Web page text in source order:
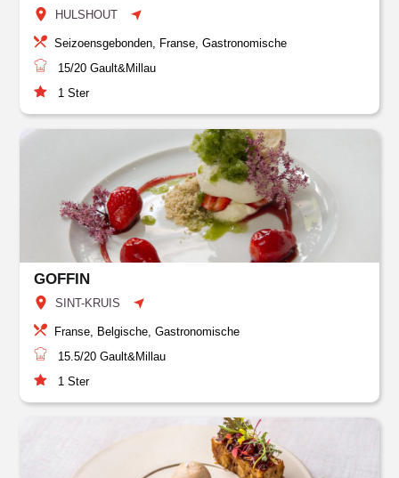
HULSHOUT
Seizoensgebonden, Franse, Gastronomische
15/20 Gault&Millau
1 Ster
GOFFIN
SINT-KRUIS
Franse, Belgische, Gastronomische
15.5/20 Gault&Millau
1 Ster